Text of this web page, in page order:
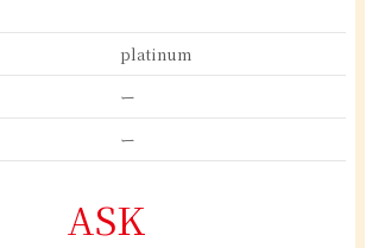
platinum
ー
ー
ASK